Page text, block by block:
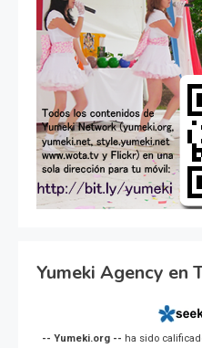
Yumeki Agency en
-- Yumeki.org -- ha sido